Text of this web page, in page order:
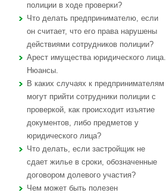
полиции в ходе проверки?
Что делать предпринимателю, если
он считает, что его права нарушены
действиями сотрудников полиции?
Арест имущества юридического лица.
Нюансы.
В каких случаях к предпринимателям
могут прийти сотрудники полиции с
проверкой, как происходит изъятие
документов, либо предметов у
юридического лица?
Что делать, если застройщик не
сдает жилье в сроки, обозначенные
договором долевого участия?
Чем может быть полезен